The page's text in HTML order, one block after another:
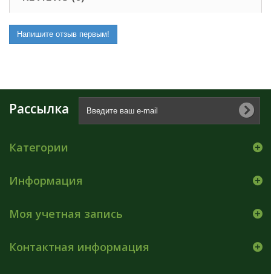
Напишите отзыв первым!
Рассылка
Категории
Информация
Моя учетная запись
Контактная информация